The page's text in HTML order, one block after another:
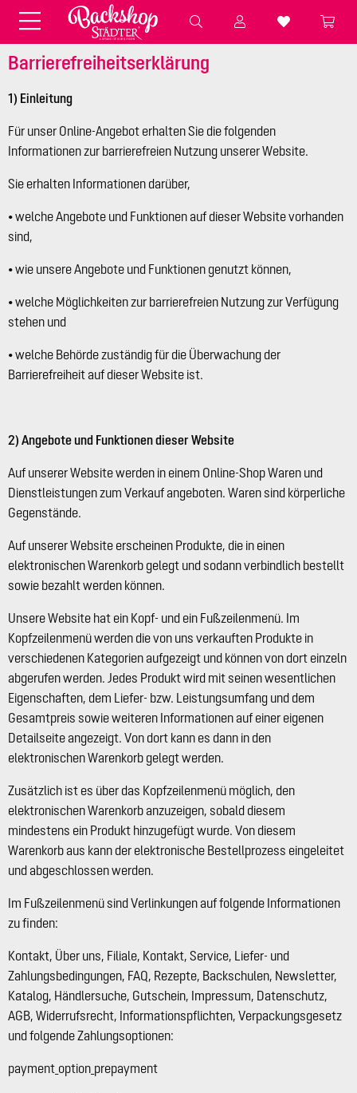
Weihnachten
Präsentieren &
Aufbewahren
Backformen aus Papier &
Fondant & Zubehör Speisefarben
Essbare Streudekore
Tortenunterlagen &
Pralinenkapseln
Terrinenformen
Backzutaten
Nudel- &
STÄDTER fresh&cool
Barrierefreiheitserklärung
1) Einleitung
Für unser Online-Angebot erhalten Sie die folgenden
Informationen zur barrierefreien Nutzung unserer Website.
Sie erhalten Informationen darüber,
• welche Angebote und Funktionen auf dieser Website vorhanden
sind,
• wie unsere Angebote und Funktionen genutzt können,
• welche Möglichkeiten zur barrierefreien Nutzung zur Verfügung
stehen und
• welche Behörde zuständig für die Überwachung der
Barrierefreiheit auf dieser Website ist.
2) Angebote und Funktionen dieser Website
Auf unserer Website werden in einem Online-Shop Waren und
Dienstleistungen zum Verkauf angeboten. Waren sind körperliche
Gegenstände.
Auf unserer Website erscheinen Produkte, die in einen
elektronischen Warenkorb gelegt und sodann verbindlich bestellt
sowie bezahlt werden können.
Unsere Website hat ein Kopf- und ein Fußzeilenmenü. Im
Kopfzeilenmenü werden die von uns verkauften Produkte in
verschiedenen Kategorien aufgezeigt und können von dort einzeln
abgerufen werden. Jedes Produkt wird mit seinen wesentlichen
Eigenschaften, dem Liefer- bzw. Leistungsumfang und dem
Gesamtpreis sowie weiteren Informationen auf einer eigenen
Detailseite angezeigt. Von dort kann es dann in den
elektronischen Warenkorb gelegt werden.
Zusätzlich ist es über das Kopfzeilenmenü möglich, den
elektronischen Warenkorb anzuzeigen, sobald diesem
mindestens ein Produkt hinzugefügt wurde. Von diesem
Warenkorb aus kann der elektronische Bestellprozess eingeleitet
und abgeschlossen werden.
Im Fußzeilenmenü sind Verlinkungen auf folgende Informationen
zu finden:
Kontakt, Über uns, Filiale, Kontakt, Service, Liefer- und
Zahlungsbedingungen, FAQ, Rezepte, Backschulen, Newsletter,
Katalog, Händlersuche, Gutschein, Impressum, Datenschutz,
AGB, Widerrufsrecht, Informationspflichten, Verpackungsgesetz
und folgende Zahlungsoptionen:
payment_option_prepayment